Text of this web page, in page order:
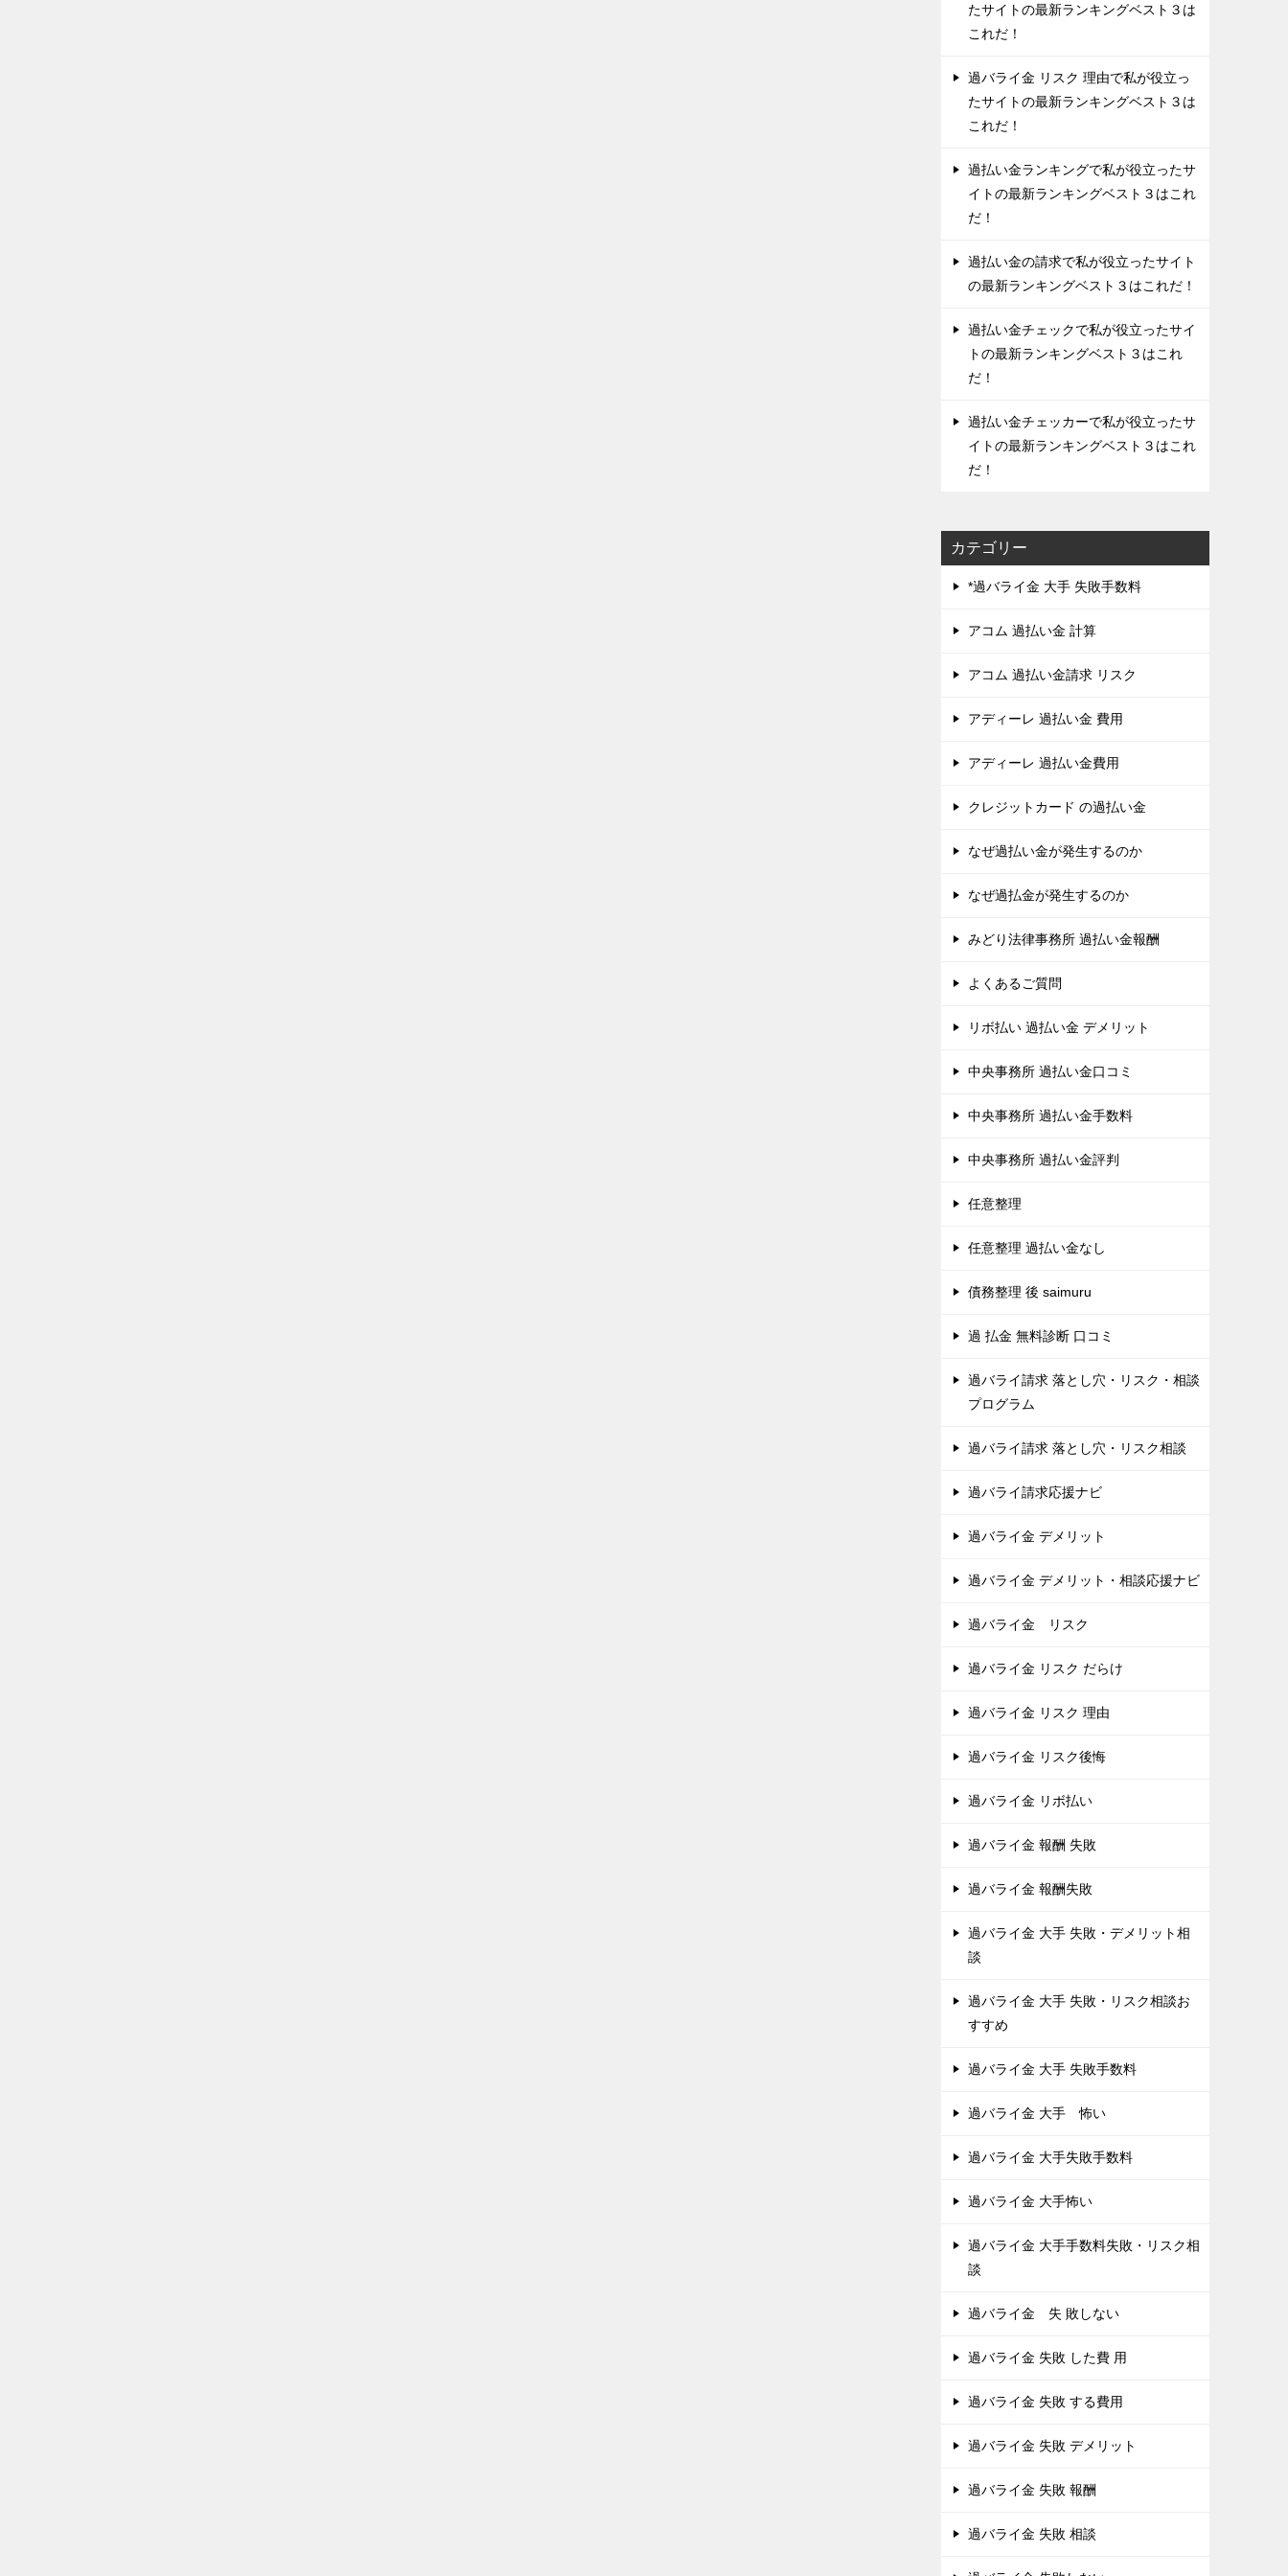
たサイトの最新ランキングベスト３は
これだ！
過バライ金 リスク 理由で私が役立っ
たサイトの最新ランキングベスト３は
これだ！
過払い金ランキングで私が役立ったサ
イトの最新ランキングベスト３はこれ
だ！
過払い金の請求で私が役立ったサイト
の最新ランキングベスト３はこれだ！
過払い金チェックで私が役立ったサイ
トの最新ランキングベスト３はこれ
だ！
過払い金チェッカーで私が役立ったサ
イトの最新ランキングベスト３はこれ
だ！
カテゴリー
*過バライ金 大手 失敗手数料
アコム 過払い金 計算
アコム 過払い金請求 リスク
アディーレ 過払い金 費用
アディーレ 過払い金費用
クレジットカード の過払い金
なぜ過払い金が発生するのか
なぜ過払金が発生するのか
みどり法律事務所 過払い金報酬
よくあるご質問
リボ払い 過払い金 デメリット
中央事務所 過払い金口コミ
中央事務所 過払い金手数料
中央事務所 過払い金評判
任意整理
任意整理 過払い金なし
債務整理 後 saimuru
過 払金 無料診断 口コミ
過バライ請求 落とし穴・リスク・相談
プログラム
過バライ請求 落とし穴・リスク相談
過バライ請求応援ナビ
過バライ金 デメリット
過バライ金 デメリット・相談応援ナビ
過バライ金 リスク
過バライ金 リスク だらけ
過バライ金 リスク 理由
過バライ金 リスク後悔
過バライ金 リボ払い
過バライ金 報酬 失敗
過バライ金 報酬失敗
過バライ金 大手 失敗・デメリット相
談
過バライ金 大手 失敗・リスク相談お
すすめ
過バライ金 大手 失敗手数料
過バライ金 大手 怖い
過バライ金 大手失敗手数料
過バライ金 大手怖い
過バライ金 大手手数料失敗・リスク相
談
過バライ金 失 敗しない
過バライ金 失敗 した費 用
過バライ金 失敗 する費用
過バライ金 失敗 デメリット
過バライ金 失敗 報酬
過バライ金 失敗 相談